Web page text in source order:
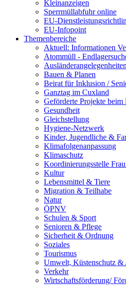
Kleinanzeigen
Sperrmüllabfuhr online
EU-
EU-Infopoint
Themenbereiche
Aktuell: Informationen
Atommüll -
Ausländerangelegenheiten
Bauen & Planen
Beirat für Inklusion /
Ganztag im Cuxland
Geförderte Projekte
Gesundheit
Gleichstellung
Hygiene-Netzwerk
Kinder, Jugendliche &
Klimafolgenanpassung
Klimaschutz
Koordinierungsstelle
Kultur
Lebensmittel & Tiere
Migration & Teilhabe
Natur
ÖPNV
Schulen & Sport
Senioren & Pflege
Sicherheit & Ordnung
Soziales
Tourismus
Umwelt, Küstenschutz &
Verkehr
Wirtschaftsförderung/